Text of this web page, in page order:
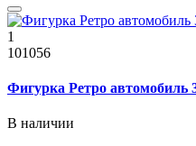
1
101056
Фигурка Ретро автомобиль
В наличии